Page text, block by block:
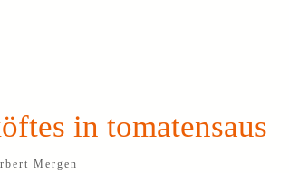
in tomatensaus
Mergen